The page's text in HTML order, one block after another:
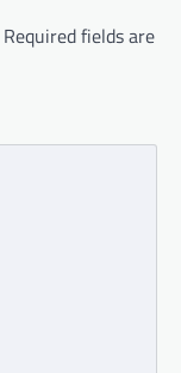
Required fields are